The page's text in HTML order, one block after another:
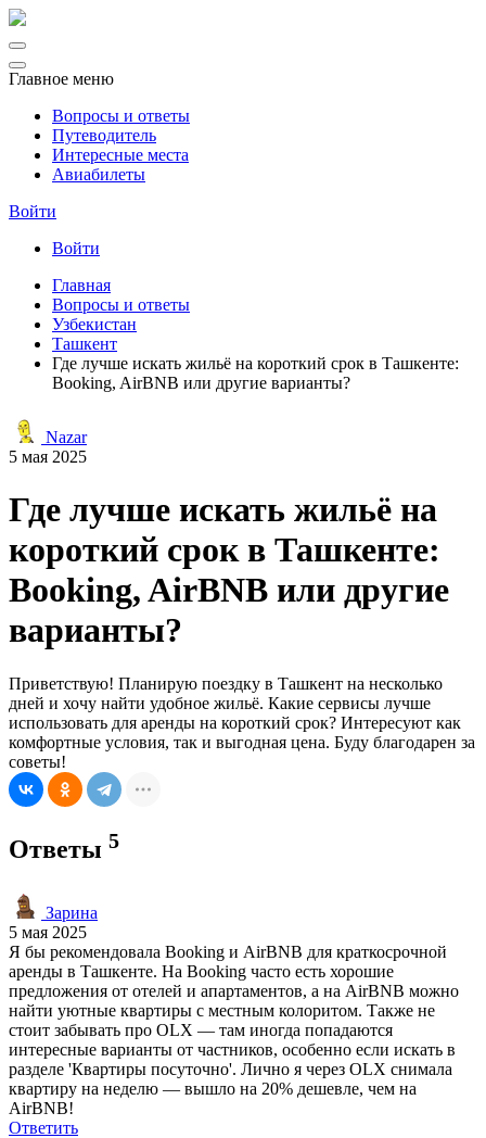
Главное меню
Вопросы и ответы
Путеводитель
Интересные места
Авиабилеты
Войти
Войти
Главная
Вопросы и ответы
Узбекистан
Ташкент
Где лучше искать жильё на короткий срок в Ташкенте:
Booking, AirBNB или другие варианты?
Nazar
5 мая 2025
Где лучше искать жильё на
короткий срок в Ташкенте:
Booking, AirBNB или другие
варианты?
Приветствую! Планирую поездку в Ташкент на несколько
дней и хочу найти удобное жильё. Какие сервисы лучше
использовать для аренды на короткий срок? Интересуют как
комфортные условия, так и выгодная цена. Буду благодарен за
советы!
Ответы 5
Зарина
5 мая 2025
Я бы рекомендовала Booking и AirBNB для краткосрочной
аренды в Ташкенте. На Booking часто есть хорошие
предложения от отелей и апартаментов, а на AirBNB можно
найти уютные квартиры с местным колоритом. Также не
стоит забывать про OLX — там иногда попадаются
интересные варианты от частников, особенно если искать в
разделе 'Квартиры посуточно'. Лично я через OLX снимала
квартиру на неделю — вышло на 20% дешевле, чем на
AirBNB!
Ответить